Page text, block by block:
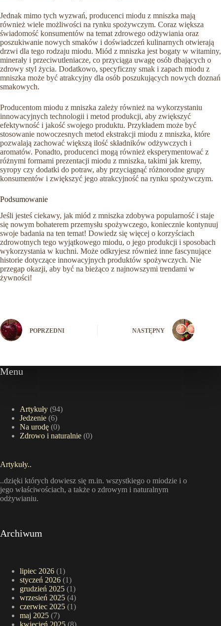
Jednak mimo tych wyzwań, producenci miodu z mniszka mają
również wiele możliwości na rynku spożywczym. Coraz większa
świadomość konsumentów na temat zdrowego odżywiania oraz
poszukiwanie nowych smaków i doświadczeń kulinarnych otwierają
drzwi dla tego rodzaju miodu. Miód z mniszka jest bogaty w witaminy,
minerały i przeciwutleniacze, co przyciąga uwagę osób dbających o
zdrowy styl życia. Dodatkowo, specyficzny smak i zapach miodu z
mniszka może być atrakcyjny dla osób poszukujących nowych doznań
smakowych.
Producentom miodu z mniszka zależy również na wykorzystaniu
innowacyjnych technologii i metod produkcji, aby zwiększyć
efektywność i jakość swojego produktu. Przykładem może być
stosowanie nowoczesnych metod ekstrakcji miodu z mniszka, które
pozwalają zachować większą ilość składników odżywczych i
aromatów. Ponadto, producenci mogą również eksperymentować z
różnymi formami prezentacji miodu z mniszka, takimi jak kremy,
syropy czy dodatki do potraw, aby przyciągnąć różnorodne grupy
konsumentów i zwiększyć jego atrakcyjność na rynku spożywczym.
Podsumowanie
Jeśli jesteś ciekawy, jak miód z mniszka zdobywa popularność i staje
się nowym bohaterem przemysłu spożywczego, koniecznie kontynuuj
swoje badania na ten temat! Dowiedz się więcej o korzyściach
zdrowotnych tego wyjątkowego miodu, o jego produkcji i sposobach
wykorzystania w kuchni. Może odkryjesz również inne fascynujące
historie dotyczące innowacyjnych produktów spożywczych. Nie
przegap okazji, aby być na bieżąco z najnowszymi trendami w
żywności!
POPRZEDNI NASTĘPNY
Menu
Artykuły (94)
Jedzenie (6)
Na urodę (0)
Zdrowo i naturalnie (0)
Artykuły..
..dzięki których dowiesz się m.in. wszystkiego o miodzie i o
jego właściwościach, a także o zdrowym i naturalnym
odżywianiu.
Archiwum
lipiec 2026 (1)
styczeń 2026 (1)
grudzień 2025 (1)
wrzesień 2025 (4)
czerwiec 2025 (1)
maj 2025 (7)